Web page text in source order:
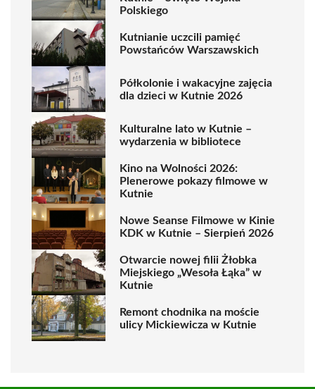
Polskiego
Kutnianie uczcili pamięć
Powstańców Warszawskich
Półkolonie i wakacyjne zajęcia
dla dzieci w Kutnie 2026
Kulturalne lato w Kutnie –
wydarzenia w bibliotece
Kino na Wolności 2026:
Plenerowe pokazy filmowe w
Kutnie
Nowe Seanse Filmowe w Kinie
KDK w Kutnie – Sierpień 2026
Otwarcie nowej filii Żłobka
Miejskiego „Wesoła Łąka” w
Kutnie
Remont chodnika na moście
ulicy Mickiewicza w Kutnie